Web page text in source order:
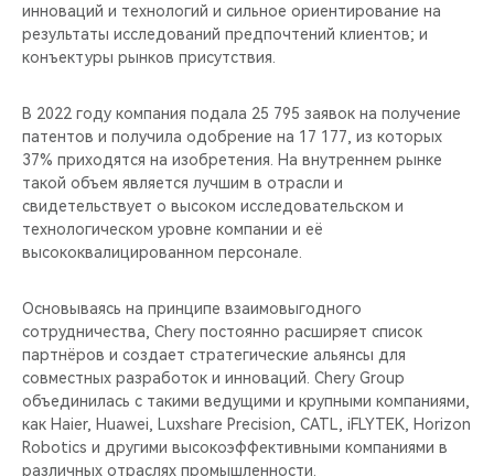
инноваций и технологий и сильное ориентирование на
результаты исследований предпочтений клиентов; и
конъектуры рынков присутствия.
В 2022 году компания подала 25 795 заявок на получение
патентов и получила одобрение на 17 177, из которых
37% приходятся на изобретения. На внутреннем рынке
такой объем является лучшим в отрасли и
свидетельствует о высоком исследовательском и
технологическом уровне компании и её
высококвалицированном персонале.
Основываясь на принципе взаимовыгодного
сотрудничества, Chery постоянно расширяет список
партнёров и создает стратегические альянсы для
совместных разработок и инноваций. Chery Group
объединилась с такими ведущими и крупными компаниями,
как Haier, Huawei, Luxshare Precision, CATL, iFLYTEK, Horizon
Robotics и другими высокоэффективными компаниями в
различных отраслях промышленности.